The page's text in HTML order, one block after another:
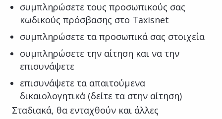
συμπληρώσετε τους προσωπικούς σας
κωδικούς πρόσβασης στο Taxisnet
συμπληρώσετε τα προσωπικά σας στοιχεία
συμπληρώσετε την αίτηση και να την
επισυνάψετε
επισυνάψετε τα απαιτούμενα
δικαιολογητικά (δείτε τα στην αίτηση)
Σταδιακά, θα ενταχθούν και άλλες